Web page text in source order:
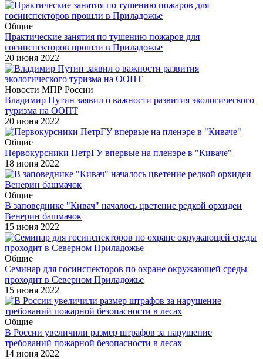
Общие
Практические занятия по тушению пожаров для
госинспекторов прошли в Приладожье
20 июня 2022
Новости МПР России
Владимир Путин заявил о важности развития экологического
туризма на ООПТ
20 июня 2022
Общие
Первокурсники ПетрГУ впервые на пленэре в "Киваче"
18 июня 2022
Общие
В заповеднике "Кивач" началось цветение редкой орхидеи
Венерин башмачок
15 июня 2022
Общие
Семинар для госинспекторов по охране окружающей среды
проходит в Северном Приладожье
15 июня 2022
Общие
В России увеличили размер штрафов за нарушение
требований пожарной безопасности в лесах
14 июня 2022